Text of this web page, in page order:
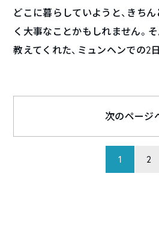
どこに暮らしていようと、きち
く大事なことかもしれません。
教えてくれた、ミュンヘンでの2
1 2
次のページ